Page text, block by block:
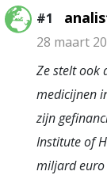
#1
28 maart
Ze stelt ook
medicijnen
zijn
Institute of
miljard euro